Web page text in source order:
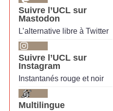
Suivre l’UCL sur
Mastodon
L’alternative libre à Twitter
Suivre l’UCL sur
Instagram
Instantanés rouge et noir
Multilingue